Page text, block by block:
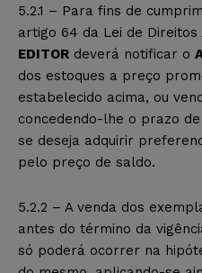
5.2.1 – Para fins de
artigo 64 da Lei de Direitos
EDITOR deverá notificar o
dos estoques a preço
estabelecido acima, ou
concedendo-lhe o prazo
se deseja adquirir
pelo preço de saldo.
5.2.2 – A venda dos
antes do término da
só poderá ocorrer na